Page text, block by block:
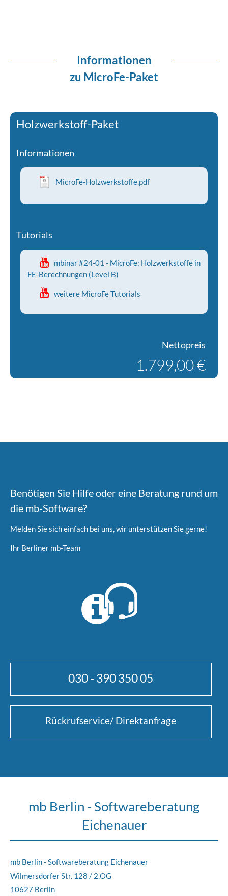
Informationen
zu MicroFe-Paket
Holzwerkstoff-Paket
Informationen
MicroFe-Holzwerkstoffe.pdf
Tutorials
mbinar #24-01 - MicroFe: Holzwerkstoffe in
FE-Berechnungen (Level B)
weitere MicroFe Tutorials
Nettopreis
1.799,00 €
Benötigen Sie Hilfe oder eine Beratung rund um
die mb-Software?
Melden Sie sich einfach bei uns, wir unterstützen Sie gerne!
Ihr Berliner mb-Team
030 - 390 350 05
Rückrufservice/ Direktanfrage
mb Berlin - Softwareberatung
Eichenauer
mb Berlin - Softwareberatung Eichenauer
Wilmersdorfer Str. 128 / 2.OG
10627 Berlin